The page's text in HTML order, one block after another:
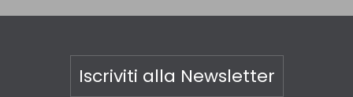
Iscriviti alla Newsletter